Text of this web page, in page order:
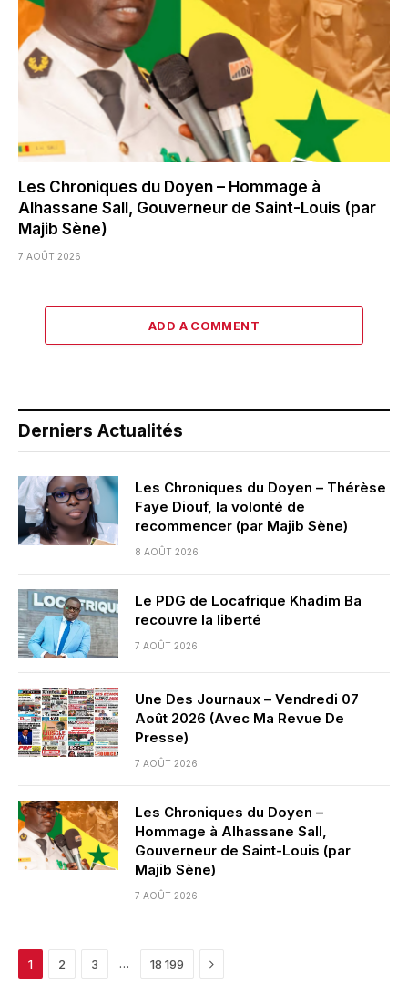
Les Chroniques du Doyen – Hommage à
Alhassane Sall, Gouverneur de Saint-Louis (par
Majib Sène)
7 AOÛT 2026
ADD A COMMENT
Derniers Actualités
Les Chroniques du Doyen – Thérèse
Faye Diouf, la volonté de
recommencer (par Majib Sène)
8 AOÛT 2026
Le PDG de Locafrique Khadim Ba
recouvre la liberté
7 AOÛT 2026
Une Des Journaux – Vendredi 07
Août 2026 (Avec Ma Revue De
Presse)
7 AOÛT 2026
Les Chroniques du Doyen –
Hommage à Alhassane Sall,
Gouverneur de Saint-Louis (par
Majib Sène)
7 AOÛT 2026
1 2 3 … 18 199 Next